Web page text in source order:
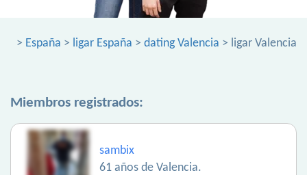
> España > ligar España > dating Valencia > ligar Valencia
Miembros registrados:
sambix
61 años de Valencia.